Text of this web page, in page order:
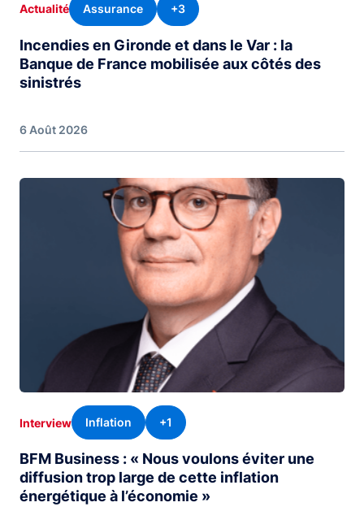
Actualité Assurance +3
Incendies en Gironde et dans le Var : la
Banque de France mobilisée aux côtés des
sinistrés
6 Août 2026
Image
Interview Inflation +1
BFM Business : « Nous voulons éviter une
diffusion trop large de cette inflation
énergétique à l’économie »